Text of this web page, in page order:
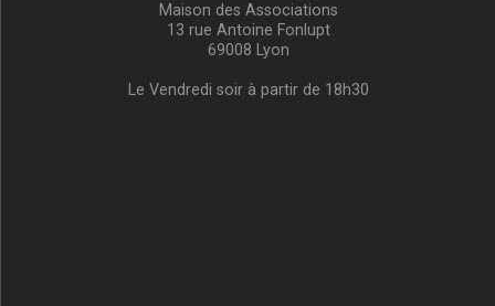
Maison des Associations
13 rue Antoine Fonlupt
69008 Lyon
Le Vendredi soir à partir de 18h30